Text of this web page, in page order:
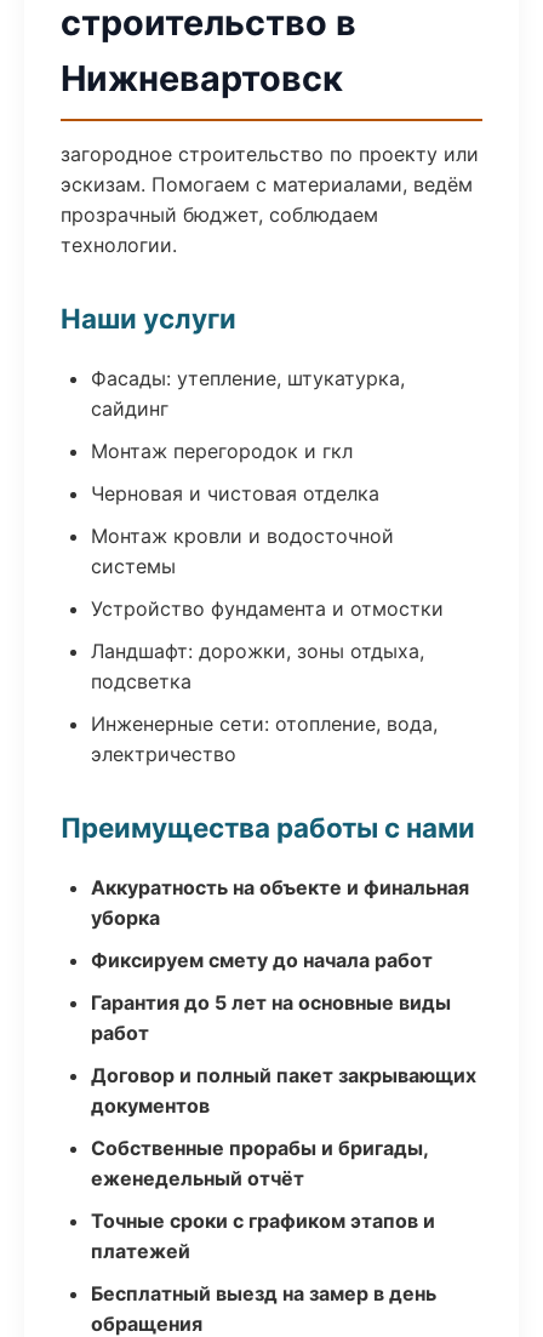
строительство в
Нижневартовск
загородное строительство по проекту или
эскизам. Помогаем с материалами, ведём
прозрачный бюджет, соблюдаем
технологии.
Наши услуги
Фасады: утепление, штукатурка,
сайдинг
Монтаж перегородок и гкл
Черновая и чистовая отделка
Монтаж кровли и водосточной
системы
Устройство фундамента и отмостки
Ландшафт: дорожки, зоны отдыха,
подсветка
Инженерные сети: отопление, вода,
электричество
Преимущества работы с нами
Аккуратность на объекте и финальная
уборка
Фиксируем смету до начала работ
Гарантия до 5 лет на основные виды
работ
Договор и полный пакет закрывающих
документов
Собственные прорабы и бригады,
еженедельный отчёт
Точные сроки с графиком этапов и
платежей
Бесплатный выезд на замер в день
обращения